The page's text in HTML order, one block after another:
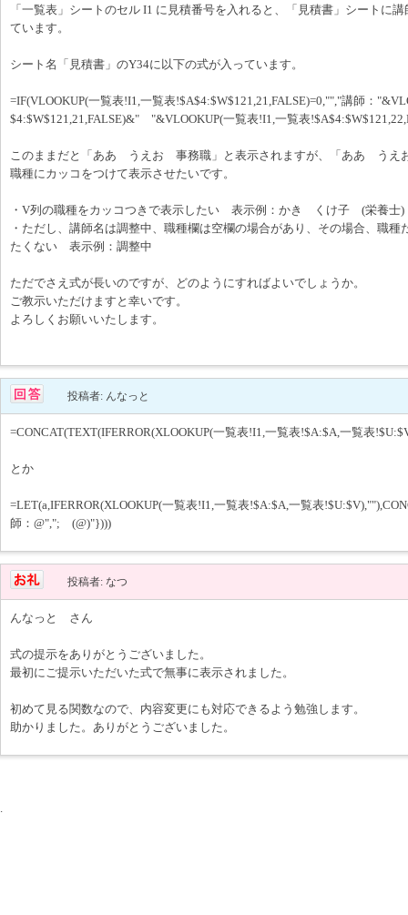
「一覧表」シートのセル I1 に見積番号を入れると、「見積書」シートに
ています。
シート名「見積書」のY34に以下の式が入っています。
=IF(VLOOKUP(一覧表!I1,一覧表!$A$4:$W$121,21,FALSE)=0,"","講師：
$4:$W$121,21,FALSE)&" "&VLOOKUP(一覧表!I1,一覧表
このままだと「ああ うえお 事務職」と表示されますが、「ああ うえ
職種にカッコをつけて表示させたいです。
・V列の職種をカッコつきで表示したい 表示例：かき くけ子 (栄養士)
・ただし、講師名は調整中、職種欄は空欄の場合があり、その場合、職
たくない 表示例：調整中
ただでさえ式が長いのですが、どのようにすればよいでしょうか。
ご教示いただけますと幸いです。
よろしくお願いいたします。
投稿者: んなっと
=CONCAT(TEXT(IFERROR(XLOOKUP(一覧表!I1,一覧表!$A:$A,一覧表
とか
=LET(a,IFERROR(XLOOKUP(一覧表!I1,一覧表!$A:$A,一覧表
師：@","; (@)"})))
投稿者: なつ
んなっと さん
式の提示をありがとうございました。
最初にご提示いただいた式で無事に表示されました。
初めて見る関数なので、内容変更にも対応できるよう勉強します。
助かりました。ありがとうございました。